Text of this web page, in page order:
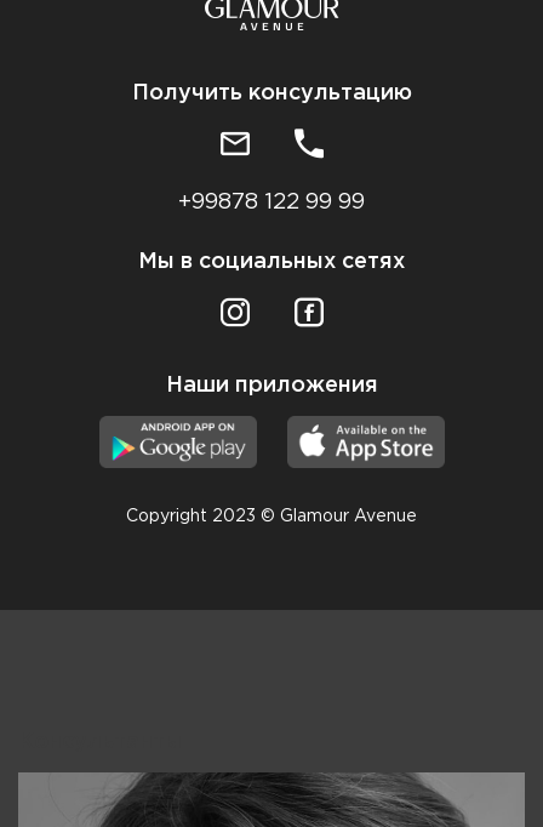
Получить консультацию
+99878 122 99 99
Мы в социальных сетях
Наши приложения
Copyright 2023 © Glamour Avenue